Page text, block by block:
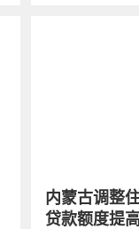
内蒙古调整
贷款额度提